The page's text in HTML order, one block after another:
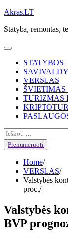
Skip
content
Akras.LT
Statyba, remontas,
STATYBOS
VERSLAS
ŠVIETIMAS
TURIZMAS
Ieškoti:
Prenumeruoti
Home
VERSLAS
Valstybės
proc.
Valstybės
BVP